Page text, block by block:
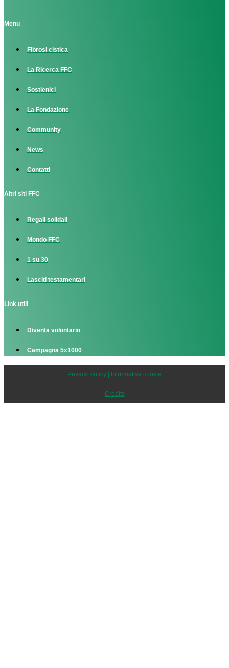
Menu
Fibrosi cistica
La Ricerca FFC
Sostienici
La Fondazione
Community
News
Contatti
Altri siti FFC
Regali solidali
Mondo FFC
1 su 30
Lasciti testamentari
Link utili
Diventa volontario
Campagna 5x1000
Privacy Policy | Informativa cookie
Credits